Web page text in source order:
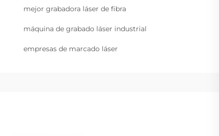
mejor grabadora láser de fibra
máquina de grabado láser industrial
empresas de marcado láser